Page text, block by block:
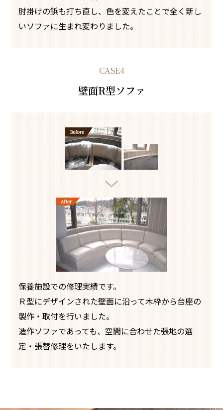
肘掛けの鋲も打ち直し、色を変えたことで全く新し
いソファに生まれ変わりました。
CASE4
壁面R型ソファ
保養施設での修理実績です。
Ｒ型にデザインされた壁面に沿って木枠から台座の
製作・取付を行いました。
造作ソファであっても、空間に合わせた張地の選
定・張替修理をいたします。